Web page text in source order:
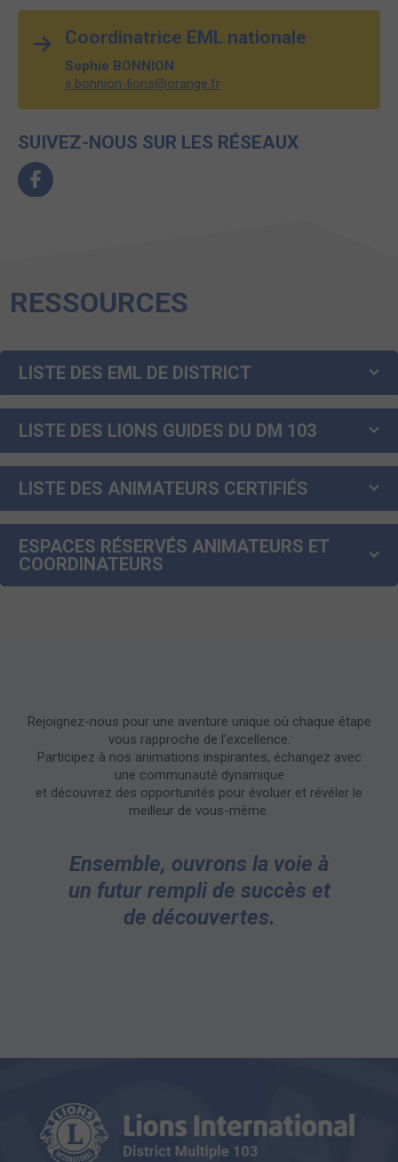
Coordinatrice EML nationale
Sophie BONNION
s.bonnion-lions@orange.fr
SUIVEZ-NOUS SUR LES RÉSEAUX
RESSOURCES
LISTE DES EML DE DISTRICT
LISTE DES LIONS GUIDES DU DM 103
LISTE DES ANIMATEURS CERTIFIÉS
ESPACES RÉSERVÉS ANIMATEURS ET
COORDINATEURS
Rejoignez-nous pour une aventure unique où chaque étape
vous rapproche de l’excellence.
Participez à nos animations inspirantes, échangez avec
une communauté dynamique
et découvrez des opportunités pour évoluer et révéler le
meilleur de vous-même.
Ensemble, ouvrons la voie à
un futur rempli de succès et
de découvertes.